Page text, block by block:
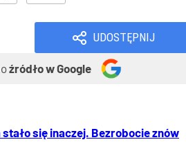
UDOSTĘPNIJ
źródło w Google
się inaczej. Bezrobocie znów